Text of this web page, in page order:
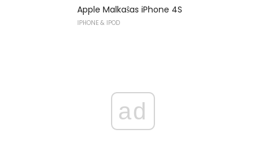
Apple Malkaŝas iPhone 4S
IPHONE & IPOD
ad